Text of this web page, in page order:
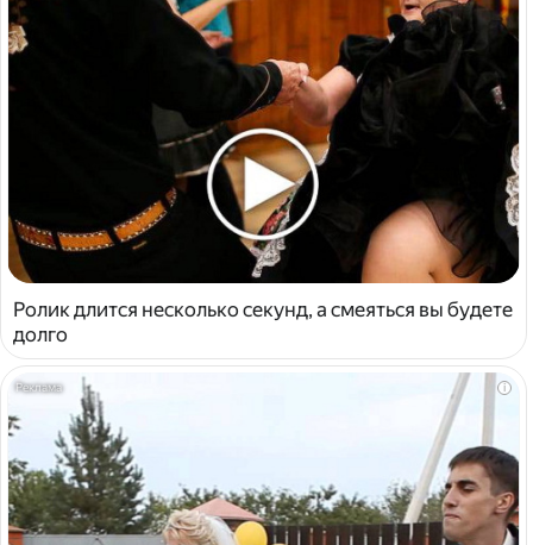
Ролик длится несколько секунд, а смеяться вы будете
долго
i